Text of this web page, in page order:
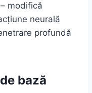
– modifică
neurală
profundă
bază